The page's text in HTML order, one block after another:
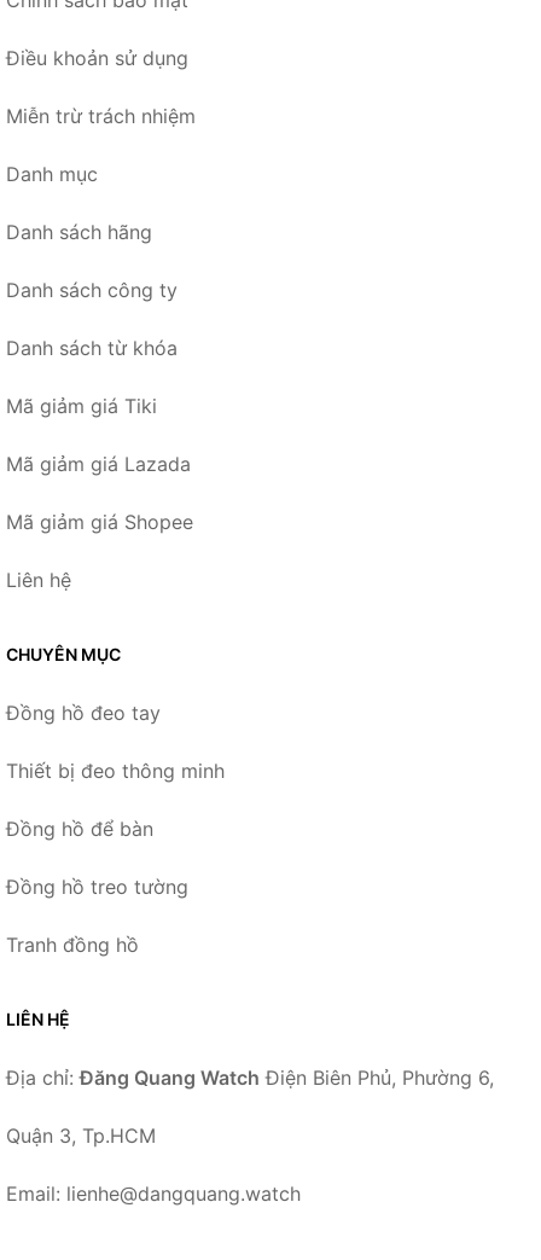
Điều khoản sử dụng
Miễn trừ trách nhiệm
Danh mục
Danh sách hãng
Danh sách công ty
Danh sách từ khóa
Mã giảm giá Tiki
Mã giảm giá Lazada
Mã giảm giá Shopee
Liên hệ
CHUYÊN MỤC
Đồng hồ đeo tay
Thiết bị đeo thông minh
Đồng hồ để bàn
Đồng hồ treo tường
Tranh đồng hồ
LIÊN HỆ
Địa chỉ:Đăng Quang Watch Điện Biên Phủ, Phường 6,
Quận 3, Tp.HCM
Email: lienhe@dangquang.watch